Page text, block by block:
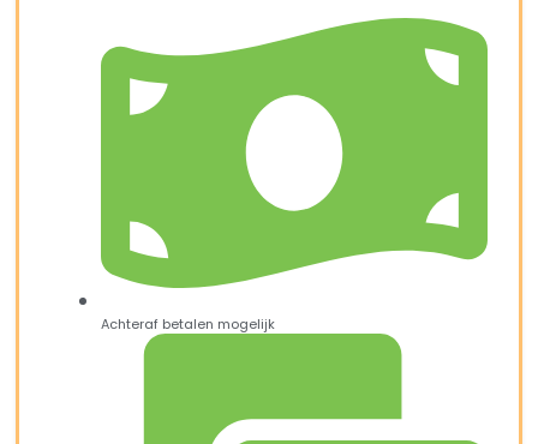
Achteraf betalen mogelijk